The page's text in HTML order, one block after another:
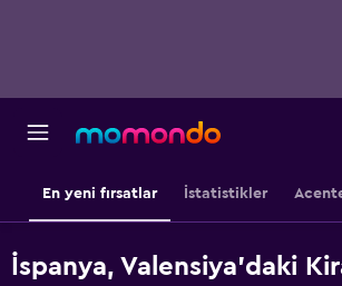
En yeni fırsatlar İstatistikler
İspanya, Valensiya'daki